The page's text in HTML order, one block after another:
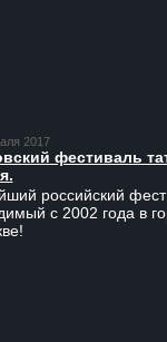
2017
фестиваль
российский
с 2002 года в